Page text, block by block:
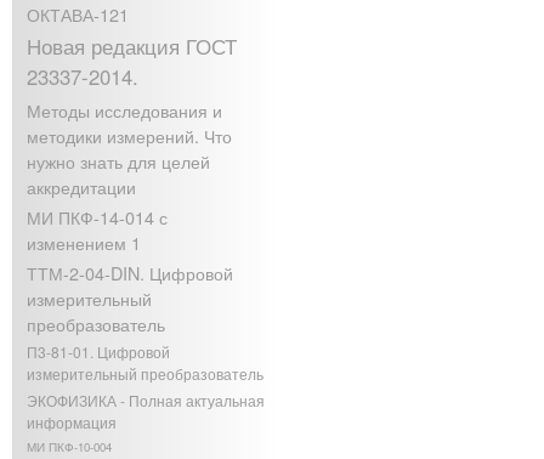
ОКТАВА-121
Новая редакция ГОСТ
23337-2014.
Методы исследования и
методики измерений. Что
нужно знать для целей
аккредитации
МИ ПКФ-14-014 с
изменением 1
ТТМ-2-04-DIN. Цифровой
измерительный
преобразователь
П3-81-01. Цифровой
измерительный преобразователь
ЭКОФИЗИКА - Полная актуальная
информация
МИ ПКФ-10-004